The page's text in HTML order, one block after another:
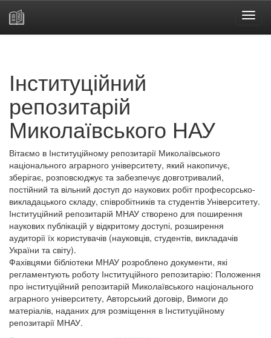
Інституційний
репозитарій
Миколаївського НАУ
Вітаємо в Інституційному репозитарії Миколаївського
національного аграрного університету, який накопичує,
зберігає, розповсюджує та забезпечує довготривалий,
постійний та вільний доступ до наукових робіт професорсько-
викладацького складу, співробітників та студентів Університету.
Інституційний репозитарій МНАУ створено для поширення
наукових публікацій у відкритому доступі, розширення
аудиторії їх користувачів (науковців, студентів, викладачів
України та світу).
Фахівцями бібліотеки МНАУ розроблено документи, які
регламентують роботу Інституційного репозитарію: Положення
про інституційний репозитарій Миколаївського національного
аграрного університету, Авторський договір, Вимоги до
матеріалів, наданих для розміщення в Інституційному
репозитарії МНАУ.